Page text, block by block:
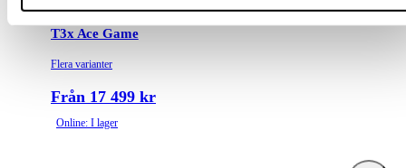
T3x Ace Game
Flera varianter
Från 17 499 kr
Online: I lager